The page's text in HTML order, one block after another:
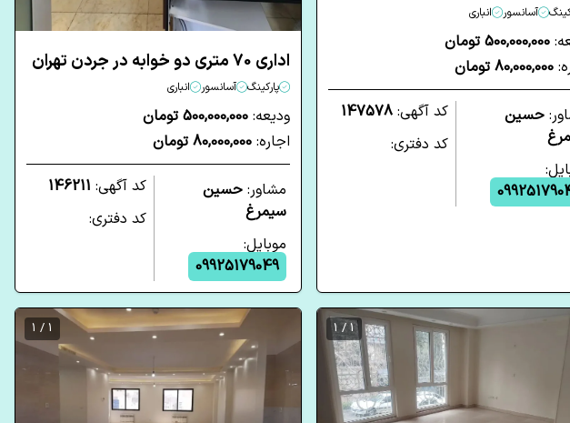
آسانسور انباری
500,000,000 تومان
80,000,000 تومان
حسین
کد آگهی: 147578
کد دفتری:
اداری 70 متری دو خوابه در جردن تهران
پارکینگ آسانسور انباری
ودیعه: 500,000,000 تومان
اجاره: 80,000,000 تومان
مشاور: حسین
سیمرغ
موبایل:
09925179049
کد آگهی: 146211
کد دفتری:
1 / 1
1 / 1